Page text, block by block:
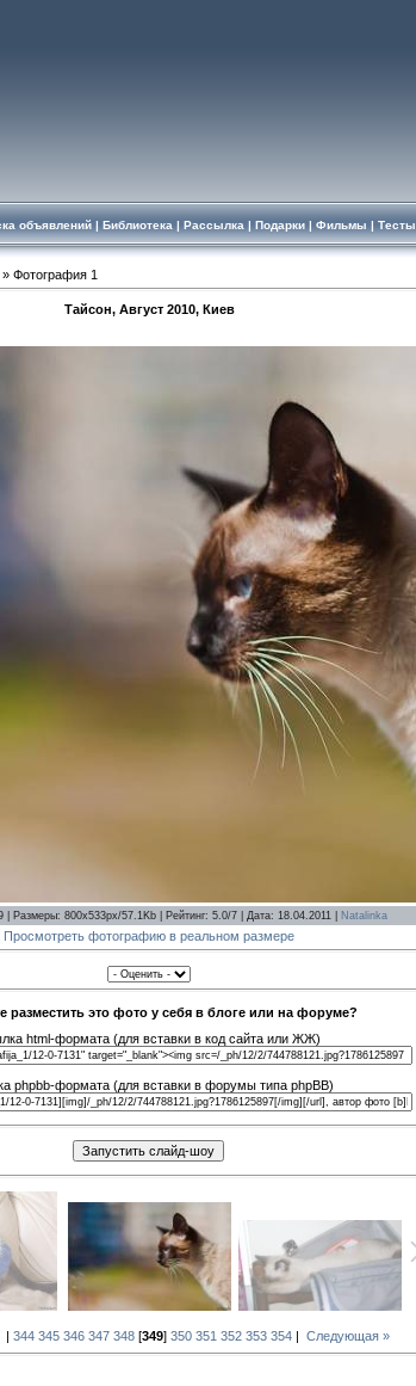
объявлений| Библиотека | Рассылка | Подарки| Фильмы | Тесты
» Фотография 1
Тайсон, Август 2010, Киев
| Размеры: 800x533px/57.1Kb | Рейтинг: 5.0/7 | Дата: 18.04.2011 | Natalinka
Просмотреть фотографию в реальном размере
разместить это фото у себя в блоге или на форуме?
html-формата (для вставки в код сайта или ЖЖ)
phpbb-формата (для вставки в форумы типа phpBB)
| 344 345 346 347 348 [349] 350 351 352 353 354 | Следующая »